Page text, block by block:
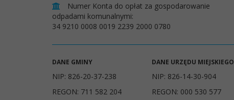
Numer Konta do opłat za gospodarowanie
odpadami komunalnymi:
34 9210 0008 0019 2239 2000 0780
DANE GMINY
NIP: 826-20-37-238
REGON: 711 582 204
DANE URZĘDU MIEJSKIEGO
NIP: 826-14-30-904
REGON: 000 530 577